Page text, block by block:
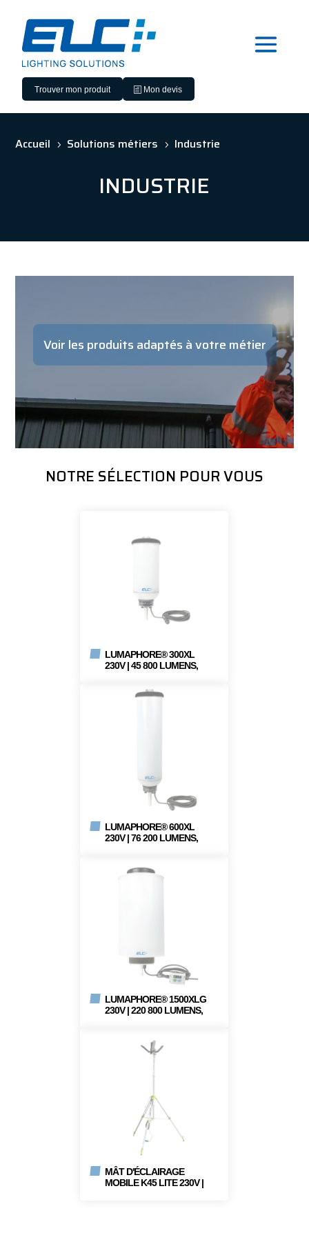
Trouver mon produit Mon devis
Accueil 5 Solutions métiers 5 Industrie
INDUSTRIE
Voir les produits adaptés à votre métier
NOTRE SÉLECTION POUR VOUS
LUMAPHORE® 300XL
230V | 45 800 LUMENS,
LUMAPHORE® 600XL
230V | 76 200 LUMENS,
LUMAPHORE® 1500XLG
230V | 220 800 LUMENS,
MÂT D'ÉCLAIRAGE
MOBILE K45 LITE 230V |